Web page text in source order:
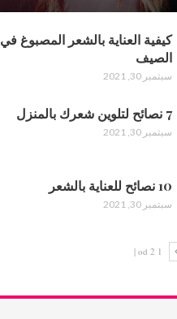
كيفية العناية بالشعر المصبوغ في
الصيف
سبتمبر 30, 2021
7 نصائح لتلوين شعرك بالمنزل
سبتمبر 30, 2021
10 نصائح للعناية بالشعر
سبتمبر 30, 2021
1 od 2 |